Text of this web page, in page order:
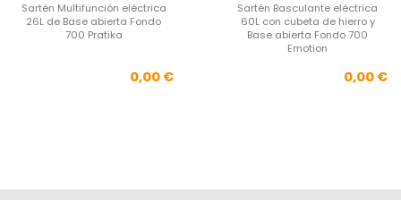
Sartén Multifunción eléctrica
26L de Base abierta Fondo
700 Pratika
Precio
0,00 €
Sartén Basculante eléctrica
60L con cubeta de hierro y
Base abierta Fondo 700
Emotion
0,00 €